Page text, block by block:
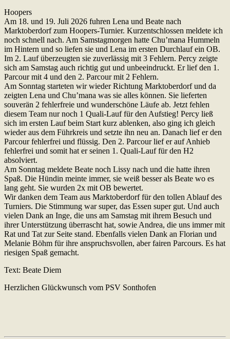
Hoopers
Am 18. und 19. Juli 2026 fuhren Lena und Beate nach
Marktoberdorf zum Hoopers-Turnier. Kurzentschlossen meldete ich
noch schnell nach. Am Samstagmorgen hatte Chu’mana Hummeln
im Hintern und so liefen sie und Lena im ersten Durchlauf ein OB.
Im 2. Lauf überzeugten sie zuverlässig mit 3 Fehlern. Percy zeigte
sich am Samstag auch richtig gut und unbeeindruckt. Er lief den 1.
Parcour mit 4 und den 2. Parcour mit 2 Fehlern.
Am Sonntag starteten wir wieder Richtung Marktoberdorf und da
zeigten Lena und Chu’mana was sie alles können. Sie lieferten
souverän 2 fehlerfreie und wunderschöne Läufe ab. Jetzt fehlen
diesem Team nur noch 1 Quali-Lauf für den Aufstieg! Percy ließ
sich im ersten Lauf beim Start kurz ablenken, also ging ich gleich
wieder aus dem Führkreis und setzte ihn neu an. Danach lief er den
Parcour fehlerfrei und flüssig. Den 2. Parcour lief er auf Anhieb
fehlerfrei und somit hat er seinen 1. Quali-Lauf für den H2
absolviert.
Am Sonntag meldete Beate noch Lissy nach und die hatte ihren
Spaß. Die Hündin meinte immer, sie weiß besser als Beate wo es
lang geht. Sie wurden 2x mit OB bewertet.
Wir danken dem Team aus Marktoberdorf für den tollen Ablauf des
Turniers. Die Stimmung war super, das Essen super gut. Und auch
vielen Dank an Inge, die uns am Samstag mit ihrem Besuch und
ihrer Unterstützung überrascht hat, sowie Andrea, die uns immer mit
Rat und Tat zur Seite stand. Ebenfalls vielen Dank an Florian und
Melanie Böhm für ihre anspruchsvollen, aber fairen Parcours. Es hat
riesigen Spaß gemacht.
Text: Beate Diem
Herzlichen Glückwunsch vom PSV Sonthofen